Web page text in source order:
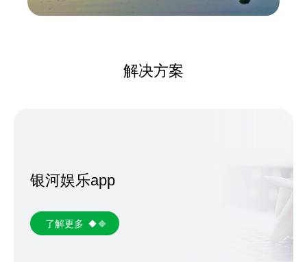
解决方案
银河娱乐app
了解更多